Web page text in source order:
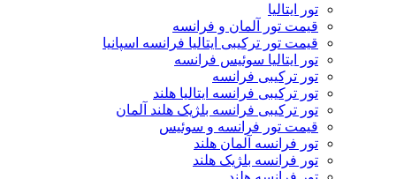
تور ایتالیا
قیمت تور آلمان و فرانسه
قیمت تور ترکیبی ایتالیا فرانسه اسپانیا
تور ایتالیا سوئیس فرانسه
تور ترکیبی فرانسه
تور ترکیبی فرانسه ایتالیا هلند
تور ترکیبی فرانسه بلژیک هلند آلمان
قیمت تور فرانسه و سوئیس
تور فرانسه آلمان هلند
تور فرانسه بلژیک هلند